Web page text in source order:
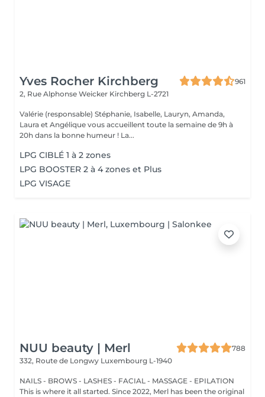
Yves Rocher Kirchberg
961
2, Rue Alphonse Weicker Kirchberg L-2721
Valérie (responsable) Stéphanie, Isabelle, Lauryn, Amanda,
Laura et Angélique vous accueillent toute la semaine de 9h à
20h dans la bonne humeur ! La...
LPG CIBLÉ 1 à 2 zones
LPG BOOSTER 2 à 4 zones et Plus
LPG VISAGE
NUU beauty | Merl
788
332, Route de Longwy Luxembourg L-1940
NAILS - BROWS - LASHES - FACIAL - MASSAGE - EPILATION
This is where it all started. Since 2022, Merl has been the original